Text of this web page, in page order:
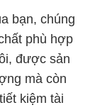
bạn, chúng
phù hợp
được sản
mà còn
kiệm tài